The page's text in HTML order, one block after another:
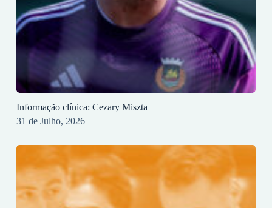
Informação clínica: Cezary Miszta
31 de Julho, 2026